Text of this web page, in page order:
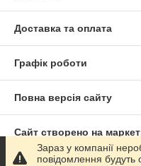
Доставка та оплата
Графік роботи
Повна версія сайту
Сайт створено на
Зараз у компанії
повідомлення будуть